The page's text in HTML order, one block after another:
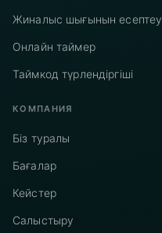
Жиналыс шығынын есептеу
Онлайн таймер
Таймкод түрлендіргіші
КОМПАНИЯ
Біз туралы
Бағалар
Кейстер
Салыстыру